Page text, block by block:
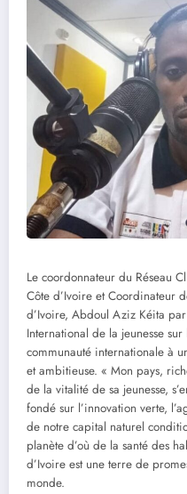
Le coordonnateur du Réseau
Côte d’Ivoire et Coordinateur
d’Ivoire, Abdoul Aziz Kéita
International de la jeunesse
communauté internationale à
et ambitieuse. « Mon pays,
de la vitalité de sa jeunesse,
fondé sur l’innovation verte,
de notre capital naturel
planète d’où de la santé des
d’Ivoire est une terre de
monde.